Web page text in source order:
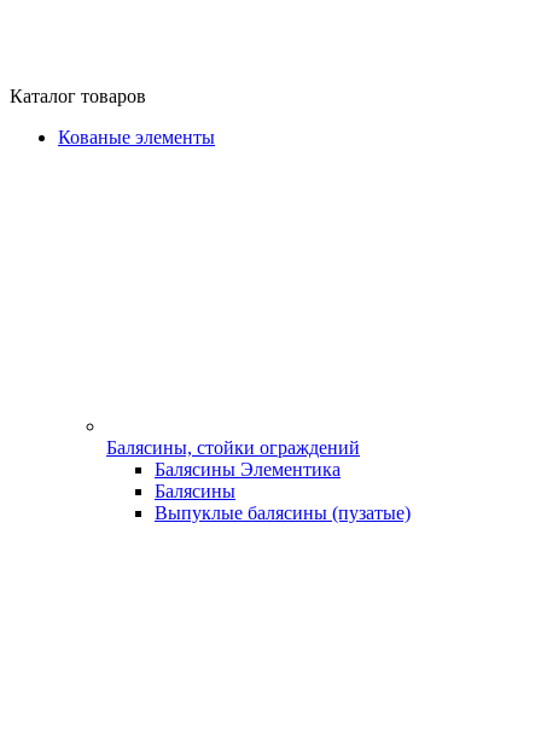
Каталог товаров
Кованые элементы
Балясины, стойки ограждений
Балясины Элементика
Балясины
Выпуклые балясины (пузатые)